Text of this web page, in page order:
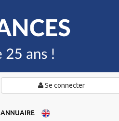
Se connecter
ANNUAIRE